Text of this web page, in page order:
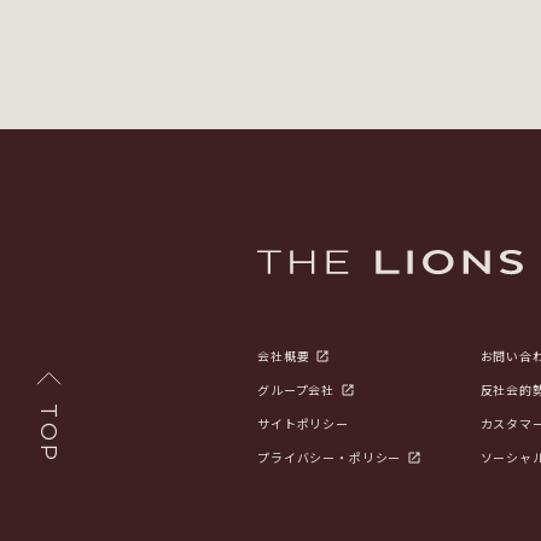
TOP
会社概要
グループ会社
サイトポリシー
プライバシー・ポリシー
お問い合
反社会的
カスタマ
ソーシャ